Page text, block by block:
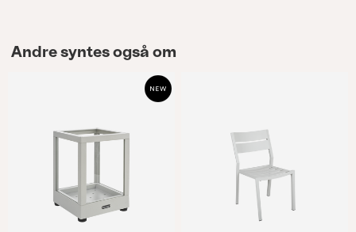
Andre syntes også om